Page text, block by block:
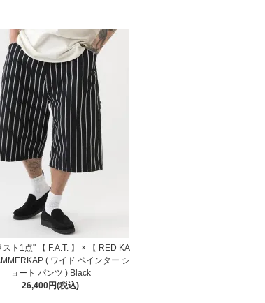
スト1点" 【 F.A.T. 】 × 【 RED KA
( ワイド ペインター シ
ョート パンツ ) Black
26,400円(税込)